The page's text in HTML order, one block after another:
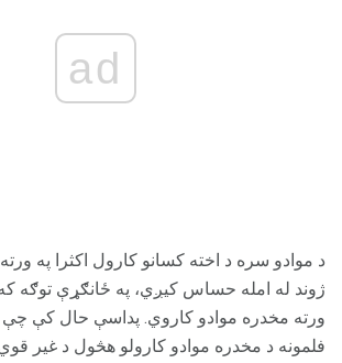
ad
د موادو سره د اخته کسانو کارول اکثرا په
ژوند له امله حساس کیږي، په ځانګړې
ورته مخدره موادو کاروي. پداسې حال کې چې
فلمونه د مخدره موادو کارولو هڅول د غیر